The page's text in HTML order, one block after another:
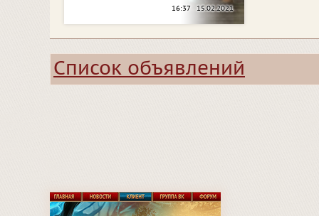
16:37 15.02.2021
Список объявлений